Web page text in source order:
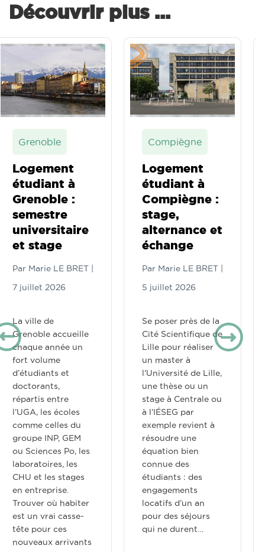
Découvrir plus ...
Grenoble
Logement
étudiant à
Grenoble :
semestre
universitaire
et stage
Par Marie LE BRET
7 juillet 2026
La ville de
Grenoble accueille
chaque année un
fort volume
d’étudiants et
doctorants,
répartis entre
l’UGA, les écoles
comme celles du
groupe INP, GEM
ou Sciences Po, les
laboratoires, les
CHU et les stages
en entreprise.
Trouver où habiter
est un vrai casse-
tête pour ces
nouveaux arrivants
Compiègne
Logement
étudiant à
Compiègne :
stage,
alternance et
échange
Par Marie LE BRET
5 juillet 2026
Se poser près de la
Cité Scientifique de
Lille pour réaliser
un master à
l’Université de Lille,
une thèse ou un
stage à Centrale ou
à l’IÉSEG par
exemple revient à
résoudre une
équation bien
connue des
étudiants : des
engagements
locatifs d’un an
pour des séjours
qui ne durent…